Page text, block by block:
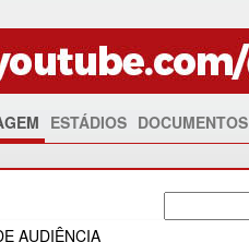
ESTÁDIOS DOCUMENTOS
AUDIÊNCIA